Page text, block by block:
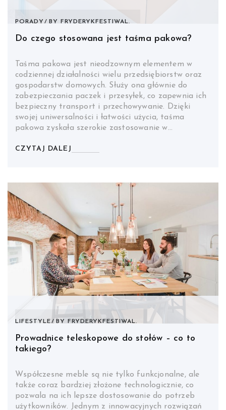
PORADY BY FRYDERYKFESTIWAL.
Do czego stosowana jest taśma pakowa?
Taśma pakowa jest nieodzownym elementem w
codziennej działalności wielu przedsiębiorstw oraz
gospodarstw domowych. Służy ona głównie do
zabezpieczania paczek i przesyłek, co zapewnia ich
bezpieczny transport i przechowywanie. Dzięki
swojej uniwersalności i łatwości użycia, taśma
pakowa zyskała szerokie zastosowanie w…
CZYTAJ DALEJ
LIFESTYLE BY FRYDERYKFESTIWAL.
Prowadnice teleskopowe do stołów – co to
takiego?
Współczesne meble są nie tylko funkcjonalne, ale
także coraz bardziej złożone technologicznie, co
pozwala na ich lepsze dostosowanie do potrzeb
użytkowników. Jednym z innowacyjnych rozwiązań